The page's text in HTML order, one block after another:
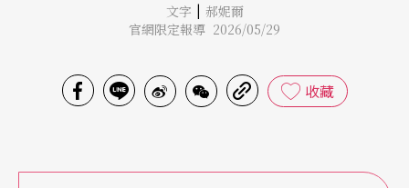
文字 | 郝妮爾
官網限定報導 2026/05/29
收藏